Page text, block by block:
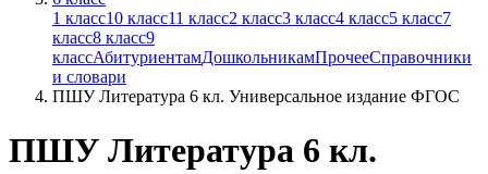
1 класс10 класс11 класс2 класс3 класс4 класс5 класс7
класс8 класс9
классАбитуриентамДошкольникамПрочееСправочники
и словари
ПШУ Литература 6 кл. Универсальное издание ФГОС
ПШУ Литература 6 кл.